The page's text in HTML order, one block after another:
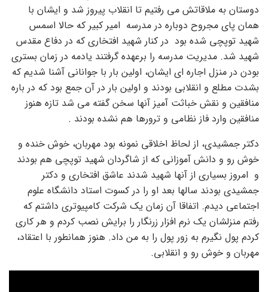
دوستان به ملاقاتش می رفتیم تا انقلاب پیروز شد و ایشان با
همان پای مجروح دوباره در مدرسه امیر کبیر که حالا اسمس
شهید توپچی شده بود در کنار شهید افتخاری که در دفاع مقدس
شهید شد. مدیریت مدرسه را برعهده گرفتند یادمه در زمان بستری
بودن در منزل اجاره ای ایشان، اولین بار با جوانانی آشنا شدیم که
بشدت مطلع و انقلابی بودند و اولین بار در آن جمع بود که در باره
منافقین و نقش خباثت آمیز آنها سخن گفته می شد تازه هنوز
منافقین وارد فاز نظامی و ترورها هم نشده بودند .
دکتر جمشیدی، از لحاظ اخلاقی نمونه بود مهربان، خوش خنده و
خوش رو و دانش آموزانی که از شاگردان شهید توپچی هم بودند
و امروز بسیاری از آنها شهید شدند عاشق افتخاری و دکتر
جمشیدی بودند سالها بعد او را در کسوت استاد دانشگاه علوم
اجتماعی دیدم. اتفاقا آن زمان یک شرکت کامپیوتری داشتم که
رفتم منزلشان یک نرم افزار زرنگار را برایش نصب کردم و هر کاری
کردم پول نگیرم به زور پول را به من داد. هنوز همانطور با اعتقاد،
مهربان و خوش رو و انقلابی.